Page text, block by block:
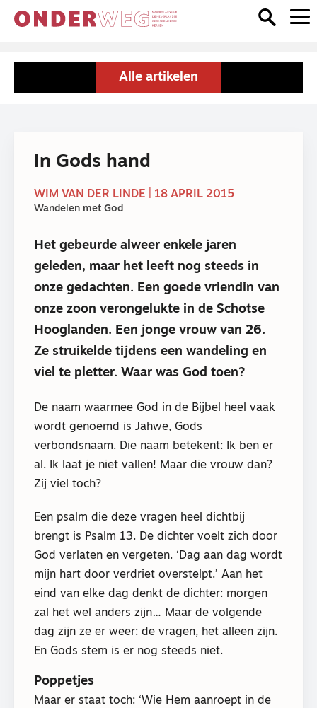
Alle artikelen
In Gods hand
WIM VAN DER LINDE | 18 APRIL 2015
Wandelen met God
Het gebeurde alweer enkele jaren
geleden, maar het leeft nog steeds in
onze gedachten. Een goede vriendin van
onze zoon verongelukte in de Schotse
Hooglanden. Een jonge vrouw van 26.
Ze struikelde tijdens een wandeling en
viel te pletter. Waar was God toen?
De naam waarmee God in de Bijbel heel vaak
wordt genoemd is Jahwe, Gods
verbondsnaam. Die naam betekent: Ik ben er
al. Ik laat je niet vallen! Maar die vrouw dan?
Zij viel toch?
Een psalm die deze vragen heel dichtbij
brengt is Psalm 13. De dichter voelt zich door
God verlaten en vergeten. ‘Dag aan dag wordt
mijn hart door verdriet overstelpt.’ Aan het
eind van elke dag denkt de dichter: morgen
zal het wel anders zijn… Maar de volgende
dag zijn ze er weer: de vragen, het alleen zijn.
En Gods stem is er nog steeds niet.
Poppetjes
Maar er staat toch: ‘Wie Hem aanroept in de